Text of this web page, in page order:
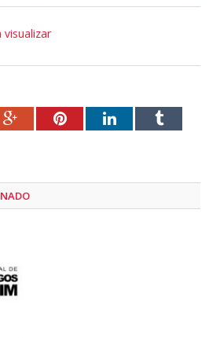
visualizar
Google+PinterestLinkedInTumblr